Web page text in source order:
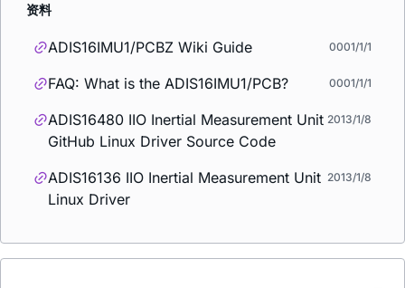
资料
ADIS16IMU1/PCBZ Wiki Guide 0001/1/1
FAQ: What is the ADIS16IMU1/PCB? 0001/1/1
ADIS16480 IIO Inertial Measurement Unit
GitHub Linux Driver Source Code
2013/1/8
ADIS16136 IIO Inertial Measurement Unit
Linux Driver
2013/1/8